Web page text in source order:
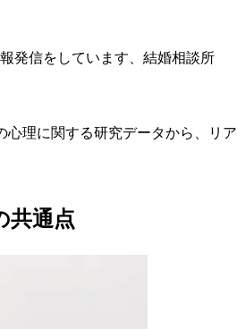
発信をしています、結婚相談所
理に関する研究データから、リア
共通点